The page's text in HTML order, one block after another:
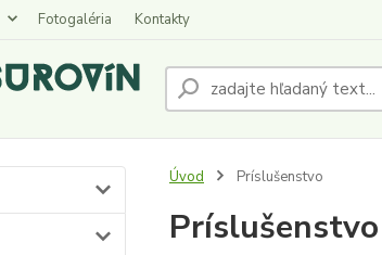
Fotogaléria Kontakty
Úvod Príslušenstvo
Príslušenstvo